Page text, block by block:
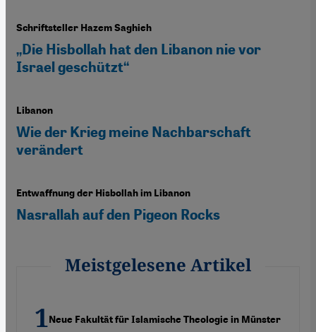
Schriftsteller Hazem Saghieh
„Die Hisbollah hat den Libanon nie vor
Israel geschützt“
Libanon
Wie der Krieg meine Nachbarschaft
verändert
Entwaffnung der Hisbollah im Libanon
Nasrallah auf den Pigeon Rocks
Meistgelesene Artikel
Neue Fakultät für Islamische Theologie in Münster